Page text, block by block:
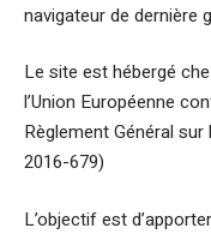
navigateur de dernière
Le site est hébergé
l’Union Européenne
Règlement Général
2016-679)
L’objectif est